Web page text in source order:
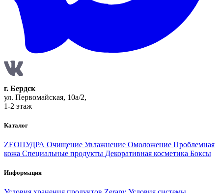
г. Бердск
ул. Первомайская, 10а/2,
1-2 этаж
Каталог
ZEOПУДРА Очищение Увлажнение Омоложение Проблемная
кожа Специальные продукты Декоративная косметика Боксы
Информация